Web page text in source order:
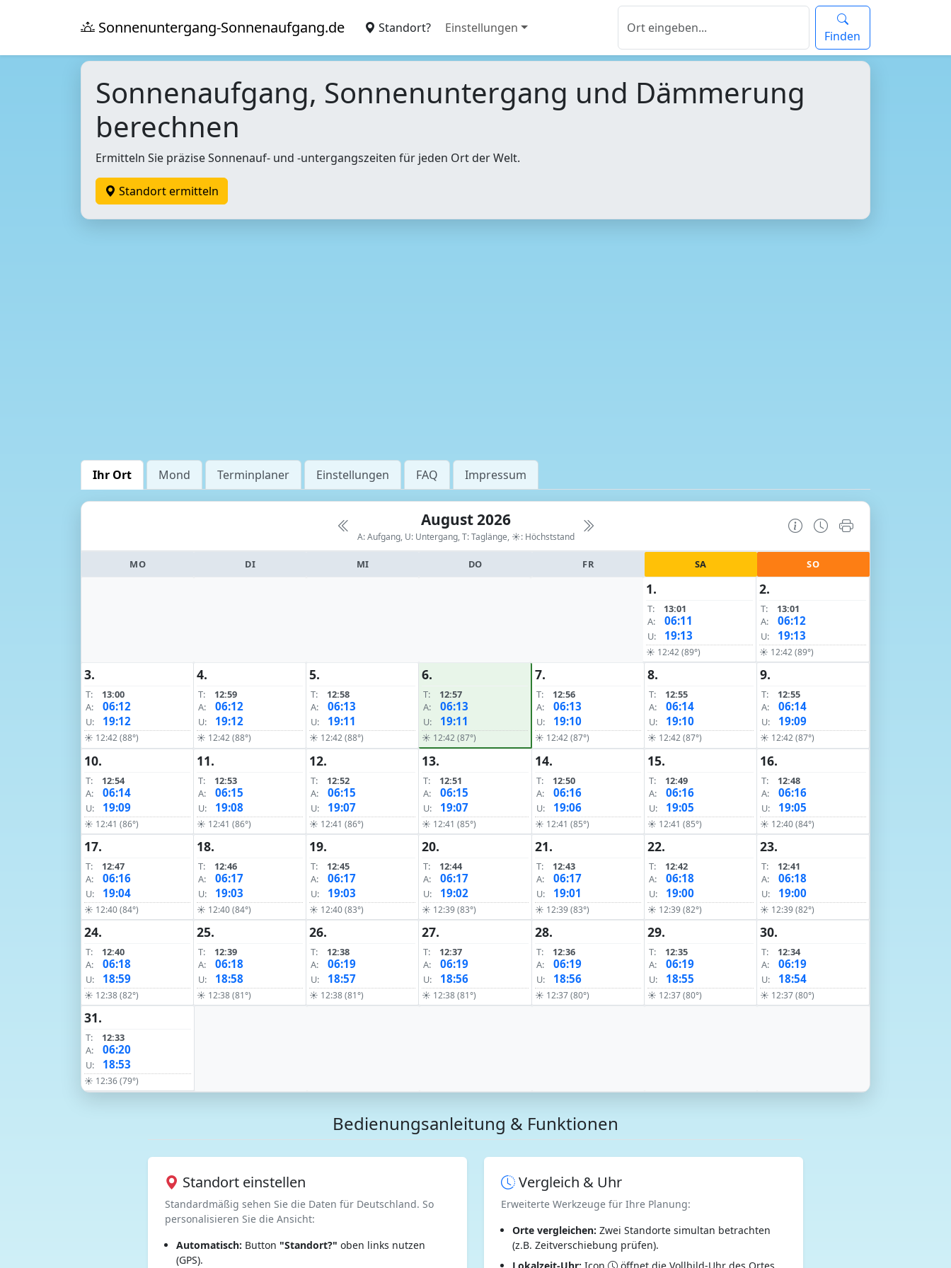
Sonnenuntergang-Sonnenaufgang.de Standort? Einstellungen
Finden
Sonnenaufgang, Sonnenuntergang und Dämmerung
berechnen
Ermitteln Sie präzise Sonnenauf- und -untergangszeiten für jeden Ort der Welt.
Standort ermitteln
Ihr Ort Mond Terminplaner Einstellungen FAQ Impressum
August 2026
A: Aufgang, U: Untergang, T: Taglänge, ☀: Höchststand
MO DI MI DO FR SA SO
1.
T:
13:01
A:
06:11
U: 19:13
☀ 12:42 (89°)
2.
T:
13:01
A:
06:12
U: 19:13
☀ 12:42 (89°)
3.
T:
13:00
A:
06:12
U: 19:12
☀ 12:42 (88°)
4.
T:
12:59
A:
06:12
U: 19:12
☀ 12:42 (88°)
5.
T:
12:58
A:
06:13
U: 19:11
☀ 12:42 (88°)
6.
T:
12:57
A:
06:13
U: 19:11
☀ 12:42 (87°)
7.
T:
12:56
A:
06:13
U: 19:10
☀ 12:42 (87°)
8.
T:
12:55
A:
06:14
U: 19:10
☀ 12:42 (87°)
9.
T:
12:55
A:
06:14
U: 19:09
☀ 12:42 (87°)
10.
T:
12:54
A:
06:14
U: 19:09
☀ 12:41 (86°)
11.
T:
12:53
A:
06:15
U: 19:08
☀ 12:41 (86°)
12.
T:
12:52
A:
06:15
U: 19:07
☀ 12:41 (86°)
13.
T:
12:51
A:
06:15
U: 19:07
☀ 12:41 (85°)
14.
T:
12:50
A:
06:16
U: 19:06
☀ 12:41 (85°)
15.
T:
12:49
A:
06:16
U: 19:05
☀ 12:41 (85°)
16.
T:
12:48
A:
06:16
U: 19:05
☀ 12:40 (84°)
17.
T:
12:47
A:
06:16
U: 19:04
☀ 12:40 (84°)
18.
T:
12:46
A:
06:17
U: 19:03
☀ 12:40 (84°)
19.
T:
12:45
A:
06:17
U: 19:03
☀ 12:40 (83°)
20.
T:
12:44
A:
06:17
U: 19:02
☀ 12:39 (83°)
21.
T:
12:43
A:
06:17
U: 19:01
☀ 12:39 (83°)
22.
T:
12:42
A:
06:18
U: 19:00
☀ 12:39 (82°)
23.
T:
12:41
A:
06:18
U: 19:00
☀ 12:39 (82°)
24.
T:
12:40
A:
06:18
U: 18:59
☀ 12:38 (82°)
25.
T:
12:39
A:
06:18
U: 18:58
☀ 12:38 (81°)
26.
T:
12:38
A:
06:19
U: 18:57
☀ 12:38 (81°)
27.
T:
12:37
A:
06:19
U: 18:56
☀ 12:38 (81°)
28.
T:
12:36
A:
06:19
U: 18:56
☀ 12:37 (80°)
29.
T:
12:35
A:
06:19
U: 18:55
☀ 12:37 (80°)
30.
T:
12:34
A:
06:19
U: 18:54
☀ 12:37 (80°)
31.
T:
12:33
A:
06:20
U: 18:53
☀ 12:36 (79°)
Bedienungsanleitung & Funktionen
Standort einstellen
Standardmäßig sehen Sie die Daten für Deutschland. So
personalisieren Sie die Ansicht:
Automatisch: Button "Standort?" oben links nutzen
(GPS).
Vergleich & Uhr
Erweiterte Werkzeuge für Ihre Planung:
Orte vergleichen: Zwei Standorte simultan betrachten
(z.B. Zeitverschiebung prüfen).